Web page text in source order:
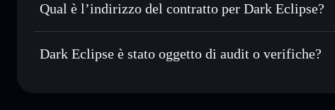
privacy incorporato di Solflare
esclusivo controllo delle tue chiavi private
privacy
Qual è l’indirizzo del contratto per Dark Eclipse?
Dark Eclipse
8BtoThi2ZoXnF7QQK1Wjmh2JuBw9FjVvhnGMVZ2vpump
Dark Eclipse è stato oggetto di audit o verifiche?